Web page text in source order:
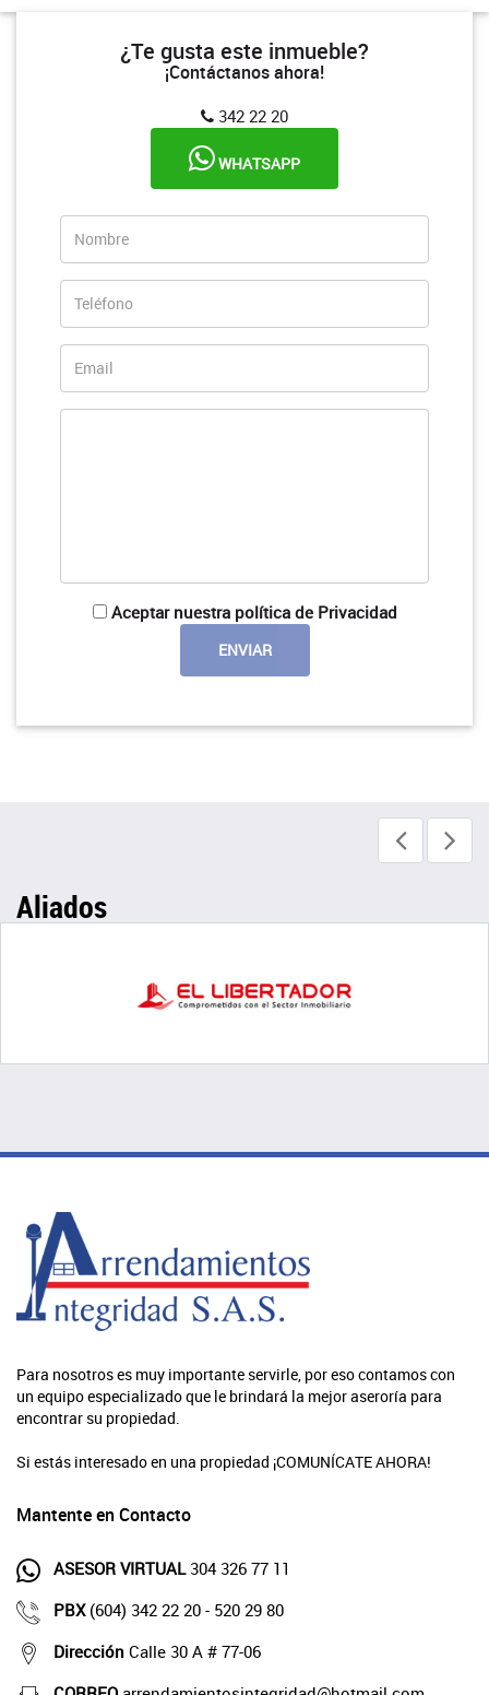
¿Te gusta este inmueble?
¡Contáctanos ahora!
342 22 20
WHATSAPP
Aceptar nuestra política de Privacidad
Aliados
Para nosotros es muy importante servirle, por eso contamos con
un equipo especializado que le brindará la mejor aseroría para
encontrar su propiedad.
Si estás interesado en una propiedad ¡COMUNÍCATE AHORA!
Mantente en Contacto
ASESOR VIRTUAL304 326 77 11
PBX (604) 342 22 20 - 520 29 80
Dirección Calle 30 A # 77-06